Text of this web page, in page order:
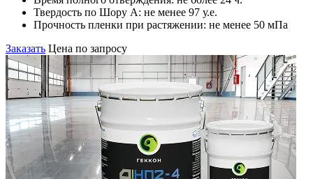
Твердость по Шору А: не менее 97 у.е.
Прочность пленки при растяжении: не менее 50 мПа
Заказать Цена по запросу